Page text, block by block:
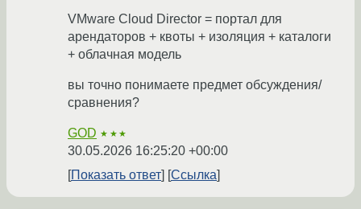
VMware Cloud Director = портал для
арендаторов + квоты + изоляция + каталоги
+ облачная модель
вы точно понимаете предмет обсуждения/
сравнения?
GOD ★★★
30.05.2026 16:25:20 +00:00
Показать ответ
Ссылка